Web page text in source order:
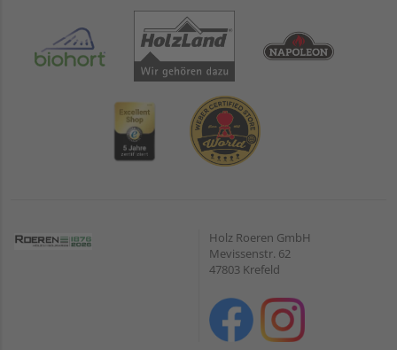
Holz Roeren GmbH
Mevissenstr. 62
47803 Krefeld